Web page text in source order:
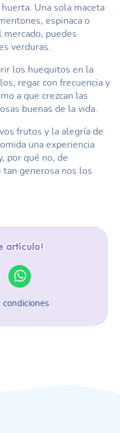
Una sola maceta
espinaca o
mercado, puedes
verduras.
los huequitos en la
regar con frecuencia y
a que crezcan las
buenas de la vida.
frutos y la alegría de
una experiencia
por qué no, de
generosa nos los
artículo!